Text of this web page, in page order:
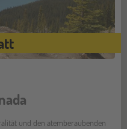
und den atemberaubenden